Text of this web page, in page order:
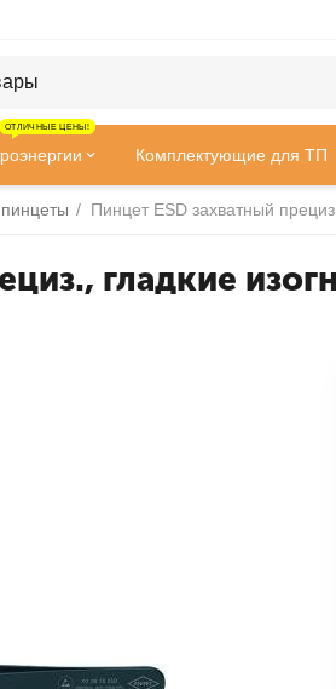
ОТЛИЧНЫЕ ЦЕНЫ!
Комплектующие для ТП
/
гладкие